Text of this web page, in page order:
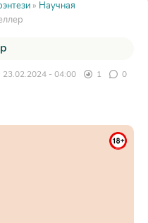
» Научная
23.02.2024 - 04:00 1 0